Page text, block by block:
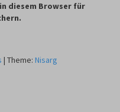
diesem Browser für
| Theme: Nisarg